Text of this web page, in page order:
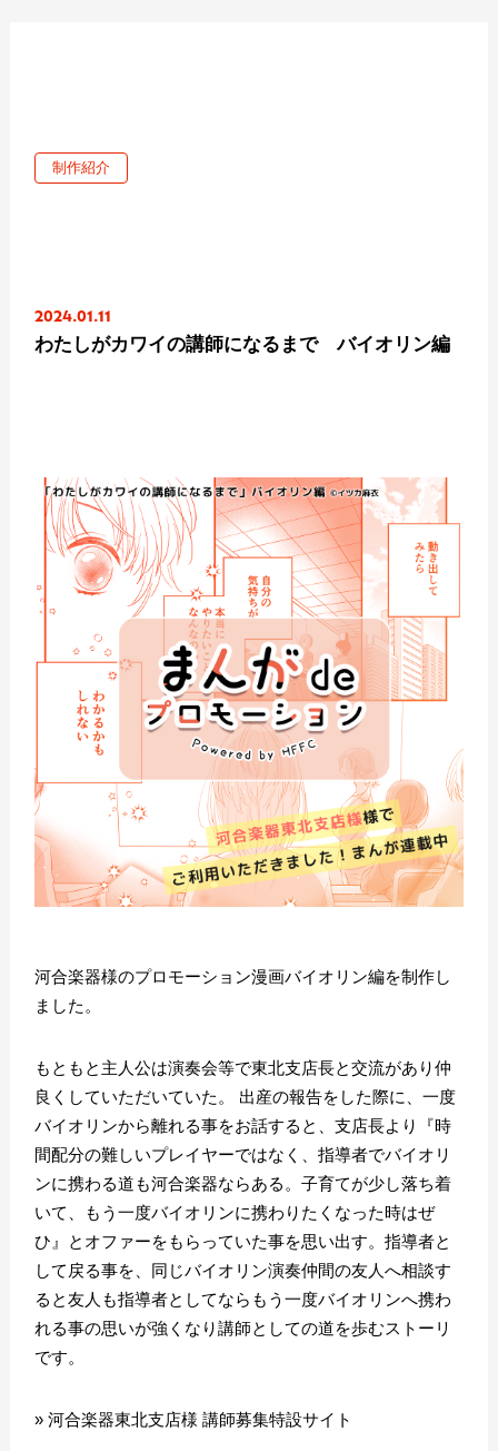
制作紹介
2024.01.11
わたしがカワイの講師になるまで バイオリン編
河合楽器様のプロモーション漫画バイオリン編を制作し
ました。
もともと主人公は演奏会等で東北支店長と交流があり仲
良くしていただいていた。 出産の報告をした際に、一度
バイオリンから離れる事をお話すると、支店長より『時
間配分の難しいプレイヤーではなく、指導者でバイオリ
ンに携わる道も河合楽器ならある。子育てが少し落ち着
いて、もう一度バイオリンに携わりたくなった時はぜ
ひ』とオファーをもらっていた事を思い出す。指導者と
して戻る事を、同じバイオリン演奏仲間の友人へ相談す
ると友人も指導者としてならもう一度バイオリンへ携わ
れる事の思いが強くなり講師としての道を歩むストーリ
です。
»河合楽器東北支店様 講師募集特設サイト